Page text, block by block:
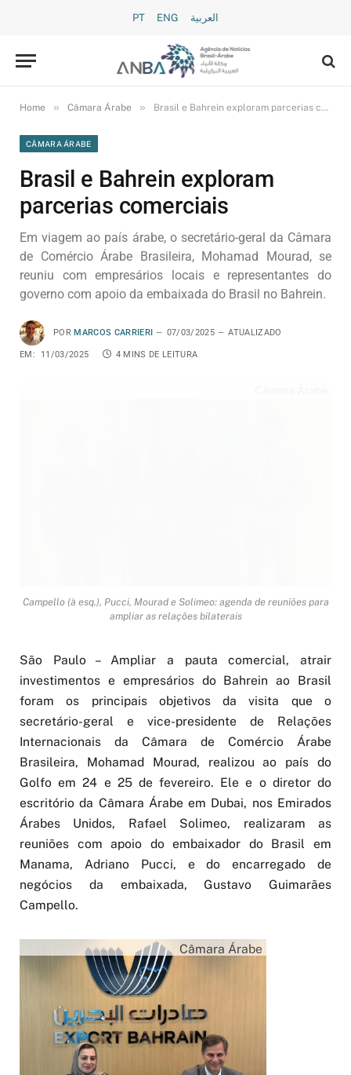
PT ENG العربية
Home » Câmara Árabe » Brasil e Bahrein exploram parcerias comerciais
CÂMARA ÁRABE
Brasil e Bahrein exploram
parcerias comerciais
Em viagem ao país árabe, o secretário-geral da Câmara
de Comércio Árabe Brasileira, Mohamad Mourad, se
reuniu com empresários locais e representantes do
governo com apoio da embaixada do Brasil no Bahrein.
POR MARCOS CARRIERI 07/03/2025 ATUALIZADO
EM: 11/03/2025 4 MINS DE LEITURA
Campello (à esq.), Pucci, Mourad e Solimeo: agenda de reuniões para
ampliar as relações bilaterais
São Paulo – Ampliar a pauta comercial, atrair
investimentos e empresários do Bahrein ao Brasil
foram os principais objetivos da visita que o
secretário-geral e vice-presidente de Relações
Internacionais da Câmara de Comércio Árabe
Brasileira, Mohamad Mourad, realizou ao país do
Golfo em 24 e 25 de fevereiro. Ele e o diretor do
escritório da Câmara Árabe em Dubai, nos Emirados
Árabes Unidos, Rafael Solimeo, realizaram as
reuniões com apoio do embaixador do Brasil em
Manama, Adriano Pucci, e do encarregado de
negócios da embaixada, Gustavo Guimarães
Campello.
Câmara Árabe